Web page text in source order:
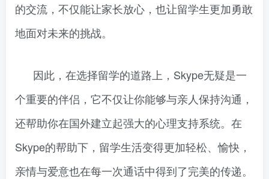
的交流，不仅能让家长放心，也让留学生更加勇敢
地面对未来的挑战。
因此，在选择留学的道路上，Skype无疑是一
个重要的伴侣，它不仅让你能够与亲人保持沟通，
还帮助你在国外建立起强大的心理支持系统。在
Skype的帮助下，留学生活变得更加轻松、愉快，
亲情与爱意也在每一次通话中得到了完美的传递。